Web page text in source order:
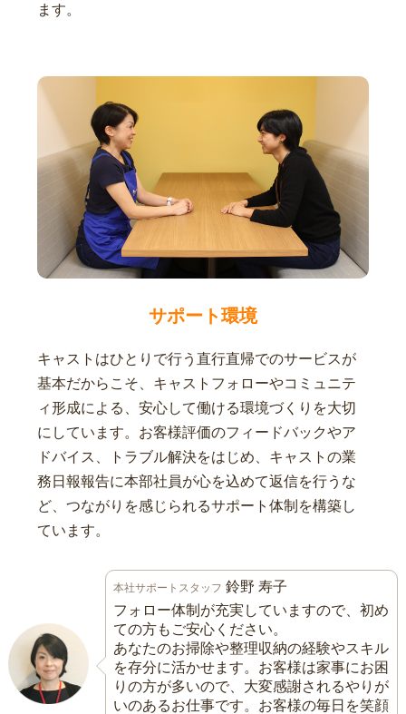
ます。
サポート環境
キャストはひとりで行う直行直帰でのサービスが
基本だからこそ、キャストフォローやコミュニテ
ィ形成による、安心して働ける環境づくりを大切
にしています。お客様評価のフィードバックやア
ドバイス、トラブル解決をはじめ、キャストの業
務日報報告に本部社員が心を込めて返信を行うな
ど、つながりを感じられるサポート体制を構築し
ています。
本社サポートスタッフ 鈴野 寿子
フォロー体制が充実していますので、初め
ての方もご安心ください。
あなたのお掃除や整理収納の経験やスキル
を存分に活かせます。お客様は家事にお困
りの方が多いので、大変感謝されるやりが
いのあるお仕事です。お客様の毎日を笑顔